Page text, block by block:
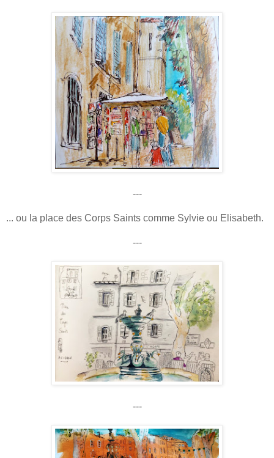
---
... ou la place des Corps Saints comme Sylvie ou Elisabeth.
---
---